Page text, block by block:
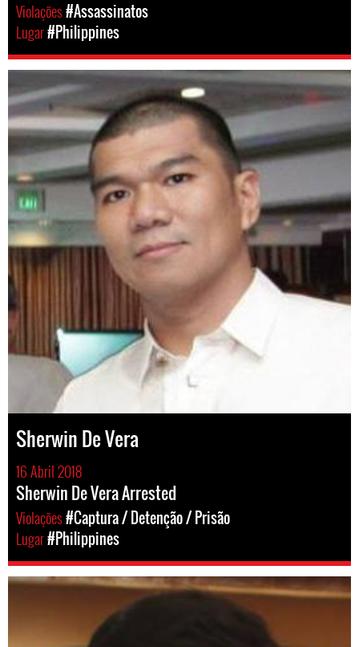
Violações#Assassinatos
Lugar#Philippines
Sherwin De Vera
16 Abril 2018
Sherwin De Vera Arrested
Violações#Captura / Detenção / Prisão
Lugar#Philippines